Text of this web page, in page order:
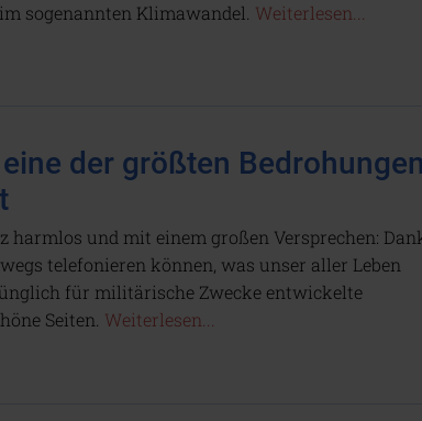
sogenannten Klimawandel. Weiterlesen...
der größten Bedrohungen
harmlos und mit einem großen Versprechen:
telefonieren können, was unser aller Leben
für militärische Zwecke entwickelte
Seiten. Weiterlesen...